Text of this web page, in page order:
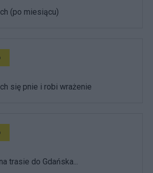
(po miesiącu)
się pnie i robi wrażenie
trasie do Gdańska...